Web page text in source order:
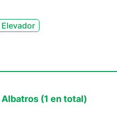
Elevador
Albatros (1 en total)